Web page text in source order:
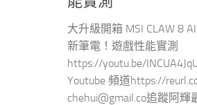
大升級開箱 MSI CLAW 8
新筆電！遊戲性能實測
https://youtu.be/
Youtube 頻道https://
chehui@gmail.co追蹤阿輝